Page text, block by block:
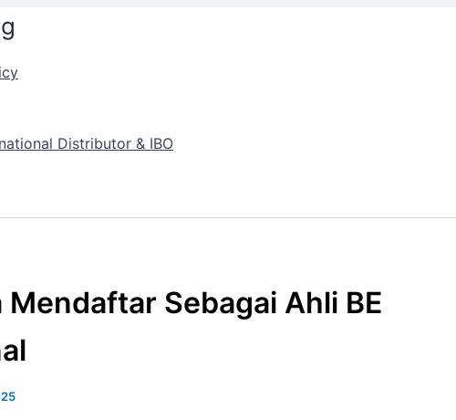
Distributor & IBO
Mendaftar Sebagai Ahli BE